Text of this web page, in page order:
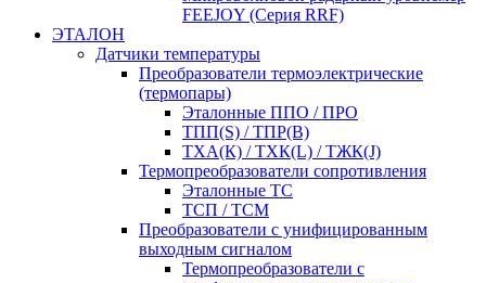
FEEJOY (Серия RRF)
ЭТАЛОН
Датчики температуры
Преобразователи термоэлектрические
(термопары)
Эталонные ППО / ПРО
ТПП(S) / ТПР(В)
ТХА(К) / ТХК(L) / ТЖК(J)
Термопреобразователи сопротивления
Эталонные ТС
ТСП / ТСМ
Преобразователи с унифицированным
выходным сигналом
Термопреобразователи с